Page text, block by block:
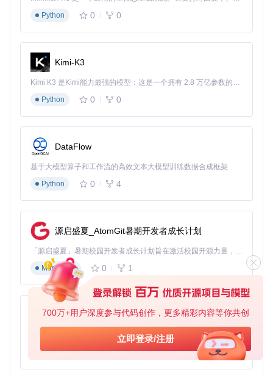
700万+用户深度参与代码创作，更多精彩内容等你共创
立即登录/注册
批量获取
打开工具界面，在文本框中粘贴一个或多个教材链接（每个网
址一行），点击"下载"按钮启动解析和下载过程。
管理优化
下载完成后，系统会自动生成规范的PDF文件。建议按照合理
的分类体系进行整理，便于后续查找和使用。
三、场景应用：教育资源下载工具的多样化用途
课后辅导场景
教师可以利用该工具下载相关教材，为学生提供课后辅导资
远程教学场景
确保学生在没有网络的情况下也能正常学习，保障教学活动的
顺利开展。
资源存档场景
学校或教育机构可以使用该工具建立教材资源库，对各类教材
进行系统存档，为教学研究和资源共享提供支持。
Python
0 0
Kimi-K3
Kimi K3 是Kimi能力最强的模型：这是一个拥有 2.8 万亿参数的混合专家（MoE）模型，具备原生视觉理解能力，并支持 100 万 token 的上下文窗口。
Python
0 0
DataFlow
基于大模型算子和工作流的高效文本大模型训练数据合成框架
Python
0 4
源启盛夏_AtomGit暑期开发者成长计划
「源启盛夏」暑期校园开发者成长计划旨在激活校园开源力量，通过积分激励、认证扶持、资源倾斜等形式，引导高校组织和开发者完成「入驻 — 建项目 — 做贡献 — 获认证 — 得资源」的完整闭环。无论你是想带领社团入驻平台的组织者，还是希望用代码贡献证明自己的开发者，都能在这里找到属于你的成长路径。
Markdown
0 1
py-xiaozhi
基于Python的Xiaozhi AI，适用于想要完整Xiaozhi体验而无需拥有专用硬件的用户。
Python
0 1